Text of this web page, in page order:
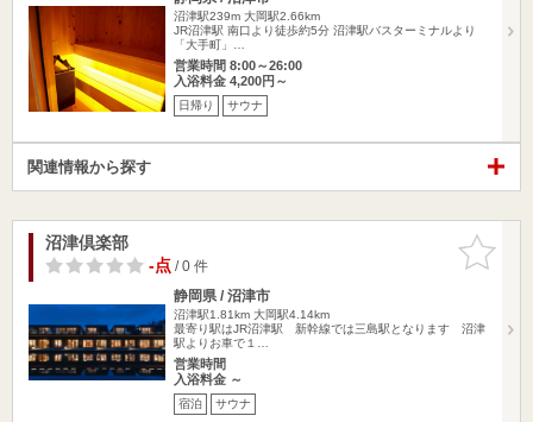
沼津駅239m 大岡駅2.66km
JR沼津駅 南口より徒歩約5分 沼津駅バスターミナルより
「大手町」…
営業時間 8:00～26:00
入浴料金 4,200円～
日帰り サウナ
関連情報から探す
お気に入
りに追加
沼津倶楽部
-点/ 0 件
静岡県 / 沼津市
沼津駅1.81km 大岡駅4.14km
最寄り駅はJR沼津駅 新幹線では三島駅となります 沼津
駅よりお車で１…
営業時間
入浴料金 ～
宿泊 サウナ